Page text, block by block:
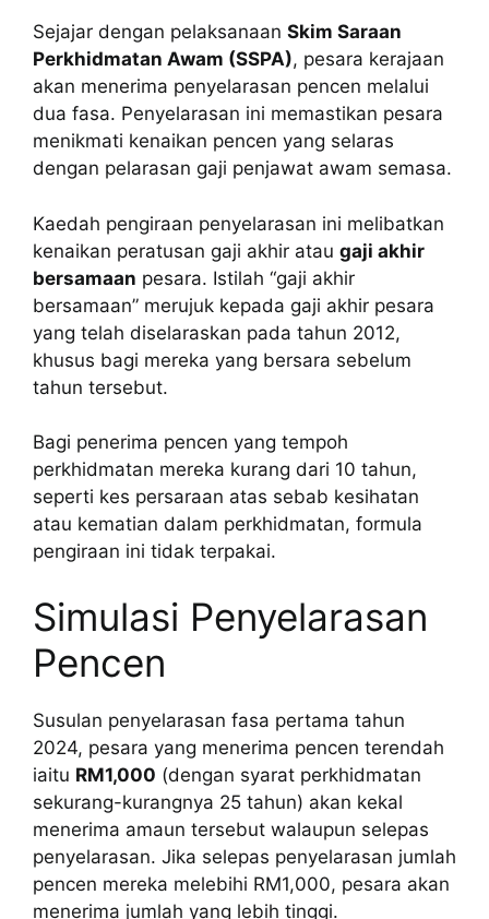
Sejajar dengan pelaksanaan Skim Saraan
Perkhidmatan Awam (SSPA), pesara kerajaan
akan menerima penyelarasan pencen melalui
dua fasa. Penyelarasan ini memastikan pesara
menikmati kenaikan pencen yang selaras
dengan pelarasan gaji penjawat awam semasa.
Kaedah pengiraan penyelarasan ini melibatkan
kenaikan peratusan gaji akhir atau gaji akhir
bersamaan pesara. Istilah “gaji akhir
bersamaan” merujuk kepada gaji akhir pesara
yang telah diselaraskan pada tahun 2012,
khusus bagi mereka yang bersara sebelum
tahun tersebut.
Bagi penerima pencen yang tempoh
perkhidmatan mereka kurang dari 10 tahun,
seperti kes persaraan atas sebab kesihatan
atau kematian dalam perkhidmatan, formula
pengiraan ini tidak terpakai.
Simulasi Penyelarasan
Pencen
Susulan penyelarasan fasa pertama tahun
2024, pesara yang menerima pencen terendah
iaitu RM1,000 (dengan syarat perkhidmatan
sekurang-kurangnya 25 tahun) akan kekal
menerima amaun tersebut walaupun selepas
penyelarasan. Jika selepas penyelarasan jumlah
pencen mereka melebihi RM1,000, pesara akan
menerima jumlah yang lebih tinggi.